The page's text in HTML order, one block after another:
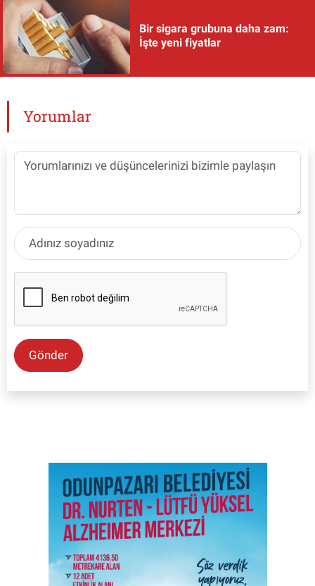
Bir sigara grubuna daha zam:
İşte yeni fiyatlar
Yorumlar
Gönder